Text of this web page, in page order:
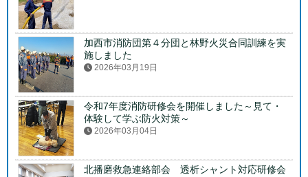
加西市消防団第４分団と林野火災合同訓練を実
施しました
2026年03月19日
令和7年度消防研修会を開催しました～見て・
体験して学ぶ防火対策～
2026年03月04日
北播磨救急連絡部会 透析シャント対応研修会